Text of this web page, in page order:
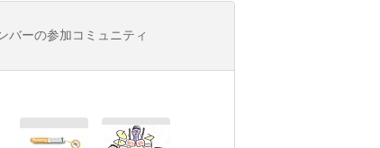
バーの参加コミュニティ